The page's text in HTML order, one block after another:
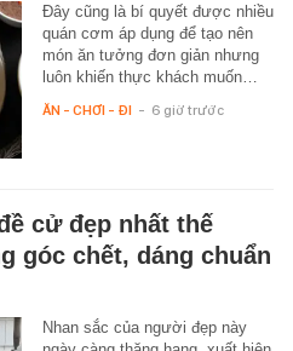
Đây cũng là bí quyết được nhiều
quán cơm áp dụng để tạo nên
món ăn tưởng đơn giản nhưng
luôn khiến thực khách muốn…
ĂN - CHƠI - ĐI - 6 giờ trước
cử đẹp nhất thế
góc chết, dáng chuẩn
Nhan sắc của người đẹp này